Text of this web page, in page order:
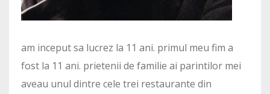
am inceput sa lucrez la 11 ani. primul meu fim a
fost la 11 ani. prietenii de familie ai parintilor mei
aveau unul dintre cele trei restaurante din